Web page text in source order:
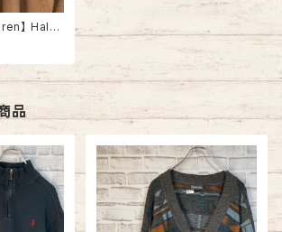
】 Halfz
ローレン
ーター ベ
シルエット
品